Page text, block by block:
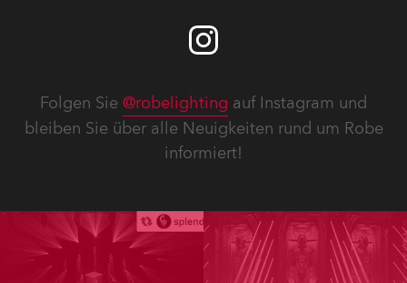
Folgen Sie @robelighting auf Instagram und
bleiben Sie über alle Neuigkeiten rund um Robe
informiert!